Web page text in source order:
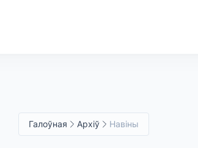
Галоўная Архіў Навіны